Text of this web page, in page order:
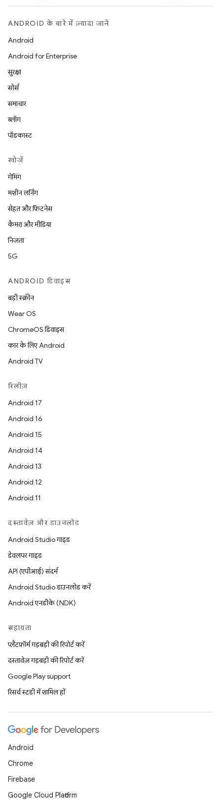
ANDROID के बारे में ज़्यादा जानें
Android
Android for Enterprise
सुरक्षा
सोर्स
समाचार
ब्लॉग
पॉडकास्ट
खोजें
गेमिंग
मशीन लर्निंग
सेहत और फ़िटनेस
कैमरा और मीडिया
निजता
5G
ANDROID डिवाइस
बड़ी स्क्रीन
Wear OS
ChromeOS डिवाइस
कार के लिए Android
Android TV
रिलीज़
Android 17
Android 16
Android 15
Android 14
Android 13
Android 12
Android 11
दस्तावेज़ और डाउनलोड
Android Studio गाइड
डेवलपर गाइड
API (एपीआई) संदर्भ
Android Studio डाउनलोड करें
Android एनडीके (NDK)
सहायता
प्लैटफ़ॉर्म गड़बड़ी की रिपोर्ट करें
दस्तावेज़ गड़बड़ी की रिपोर्ट करें
Google Play support
रिसर्च स्टडी में शामिल हों
Android
Chrome
Firebase
Google Cloud Platform